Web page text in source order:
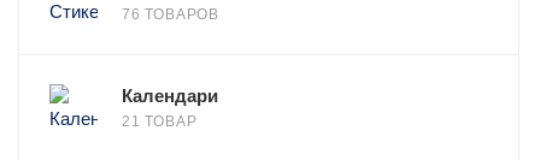
76 ТОВАРОВ
Календари
21 ТОВАР